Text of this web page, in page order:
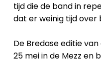
tijd die de band in
dat er weinig tijd over
De Bredase editie
25 mei in de Mezz en